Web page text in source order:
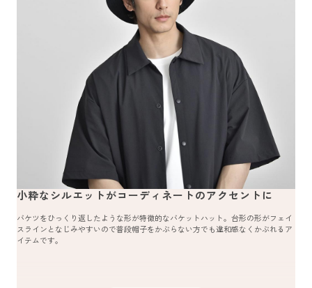
小粋なシルエットがコーディネートのアクセントに
バケツをひっくり返したような形が特徴的なバケットハット。台形の形がフェイ
スラインとなじみやすいので普段帽子をかぶらない方でも違和感なくかぶれるア
イテムです。